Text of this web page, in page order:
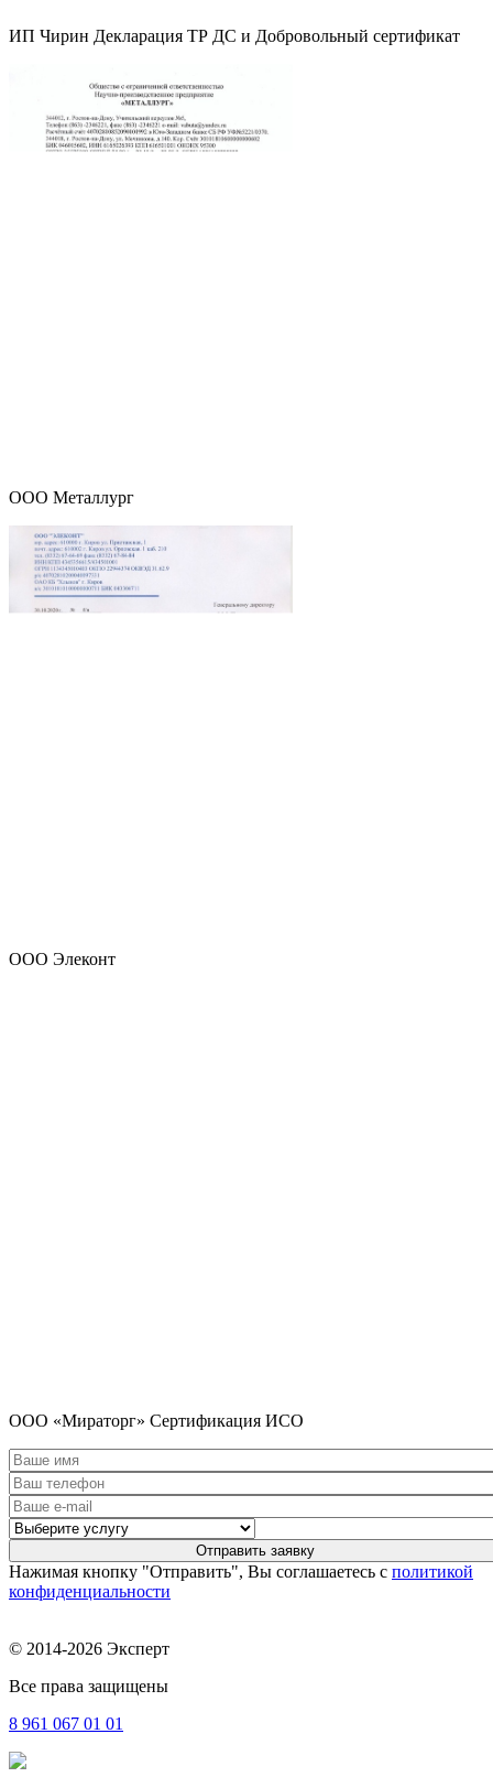
ИП Чирин Декларация ТР ДС и Добровольный сертификат
ООО Металлург
ООО Элеконт
ООО «Мираторг» Сертификация ИСО
Нажимая кнопку "Отправить", Вы соглашаетесь с политикой
конфиденциальности
© 2014-2026 Эксперт
Все права защищены
8 961 067 01 01